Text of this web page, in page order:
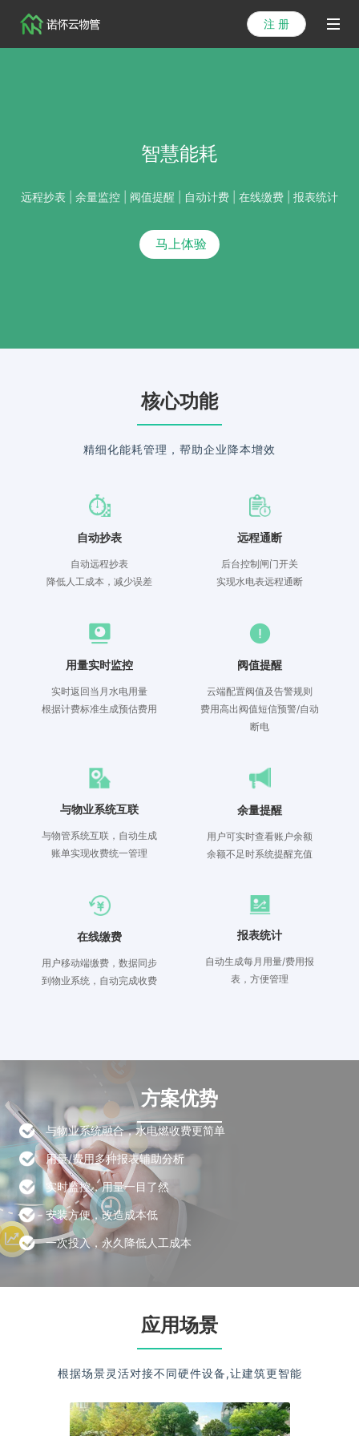
注 册
智慧能耗
远程抄表 | 余量监控 | 阀值提醒 | 自动计费 | 在线缴费 | 报表统计
马上体验
核心功能
精细化能耗管理，帮助企业降本增效
自动抄表
自动远程抄表
降低人工成本，减少误差
远程通断
后台控制闸门开关
实现水电表远程通断
用量实时监控
实时返回当月水电用量
根据计费标准生成预估费用
阀值提醒
云端配置阀值及告警规则
费用高出阀值短信预警/自动
断电
与物业系统互联
与物管系统互联，自动生成
账单实现收费统一管理
余量提醒
用户可实时查看账户余额
余额不足时系统提醒充值
在线缴费
用户移动端缴费，数据同步
到物业系统，自动完成收费
报表统计
自动生成每月用量/费用报
表，方便管理
方案优势
与物业系统融合，水电燃收费更简单
用量/费用多种报表辅助分析
实时监控，用量一目了然
安装方便，改造成本低
一次投入，永久降低人工成本
应用场景
根据场景灵活对接不同硬件设备,让建筑更智能